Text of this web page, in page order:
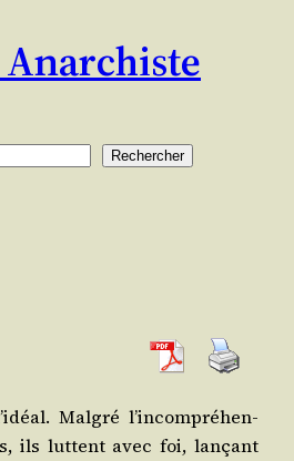
Anarchiste
Rechercher
Mal­gré l’in­com­pré­hen­
ils luttent avec foi, lan­çant